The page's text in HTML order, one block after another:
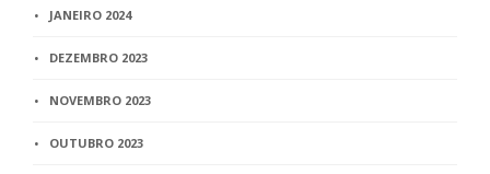
JANEIRO 2024
DEZEMBRO 2023
NOVEMBRO 2023
OUTUBRO 2023